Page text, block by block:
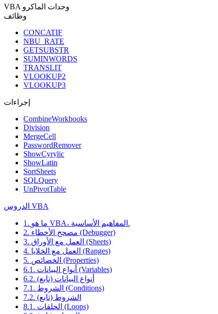
VBA وحدات الماكرو
وظائف
CONCATIF
NBU_RATE
GETSUBSTR
SUMINWORDS
TRANSLIT
VLOOKUP2
VLOOKUP3
إجراءات
CombineWorkbooks
Division
MergeCell
PasswordRemover
ShowCyrylic
ShowLatin
SortSheets
SQLQuery
UnPivotTable
الدروس VBA
1. ما هو VBA، المفاهيم الأساسية.
2. مصحح الأخطاء (Debugger)
3. العمل مع الأوراق (Sheets)
4. العمل مع الخلايا (Ranges)
5. الخصائص (Properties)
6.1. أنواع البيانات (Variables)
6.2. أنواع البيانات (تابع)
7.1. الشروط (Conditions)
7.2. الشروط (تابع)
8.1. الحلقات (Loops)